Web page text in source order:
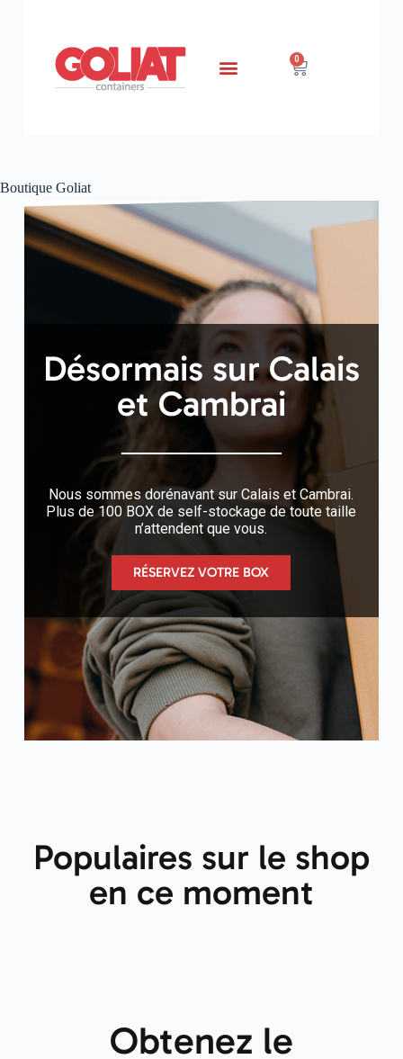
0
Boutique Goliat
Désormais sur Calais
et Cambrai
Nous sommes dorénavant sur Calais et Cambrai.
Plus de 100 BOX de self-stockage de toute taille
n’attendent que vous.
RÉSERVEZ VOTRE BOX
Populaires sur le shop
en ce moment
Obtenez le